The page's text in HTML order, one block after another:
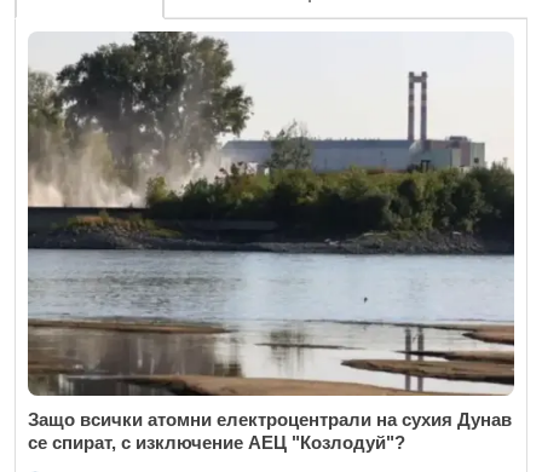
Защо всички атомни електроцентрали на сухия Дунав
се спират, с изключение АЕЦ "Козлодуй"?